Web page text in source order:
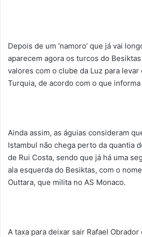
Depois de um ‘namoro’ que já vai
aparecem agora os turcos do
valores com o clube da Luz para levar
Turquia, de acordo com o que
Ainda assim, as águias consideram
Istambul não chega perto da quantia
de Rui Costa, sendo que já há uma
ala esquerda do Besiktas, com o
Outtara, que milita no AS Monaco.
A taxa para deixar sair Rafael